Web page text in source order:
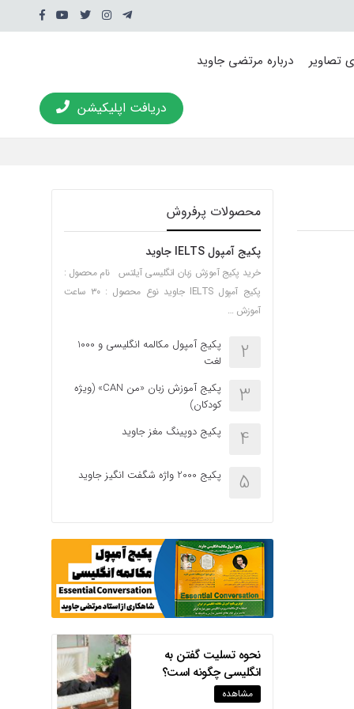
تصاویر درباره مرتضی جاوید
دریافت اپلیکیشن
محصولات پرفروش
پکیج آمپول IELTS جاوید
خرید پکیج آموزش زبان انگلیسی آیلتس نام محصول :
پکیج آمپول IELTS جاوید نوع محصول : ۳۰ ساعت
آموزش …
2
پکیج آمپول مکالمه انگلیسی و 1000
لغت
3
پکیج آموزش زبان «من CAN» (ویژه
کودکان)
4 پکیج دوپینگ مغز جاوید
5 پکیج 2000 واژه شگفت انگیز جاوید
نحوه تسلیت گفتن به
انگلیسی چگونه است؟
مشاهده